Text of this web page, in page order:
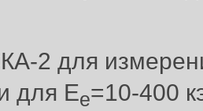
2 для
для Ее=10-400